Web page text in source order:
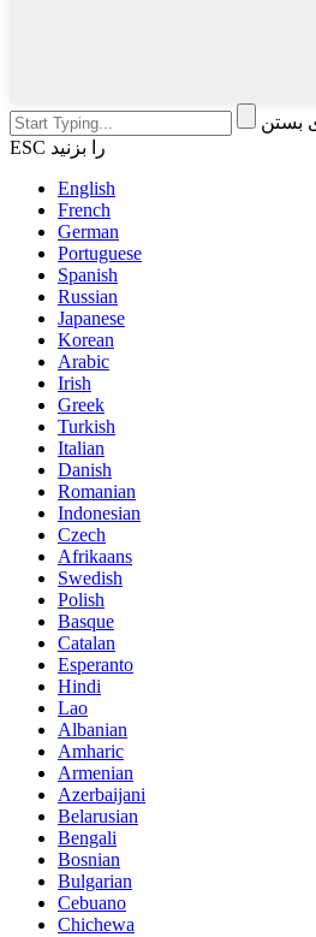
بستن
ESC را بزنید
English
French
German
Portuguese
Spanish
Russian
Japanese
Korean
Arabic
Irish
Greek
Turkish
Italian
Danish
Romanian
Indonesian
Czech
Afrikaans
Swedish
Polish
Basque
Catalan
Esperanto
Hindi
Lao
Albanian
Amharic
Armenian
Azerbaijani
Belarusian
Bengali
Bosnian
Bulgarian
Cebuano
Chichewa